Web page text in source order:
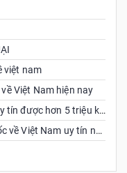
việt nam
Việt Nam hiện nay
5 triệu khách hàng tin dùng
Việt Nam uy tín nhất